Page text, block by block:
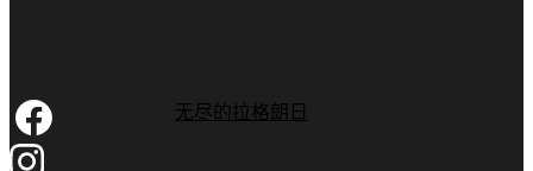
无尽的拉格朗日